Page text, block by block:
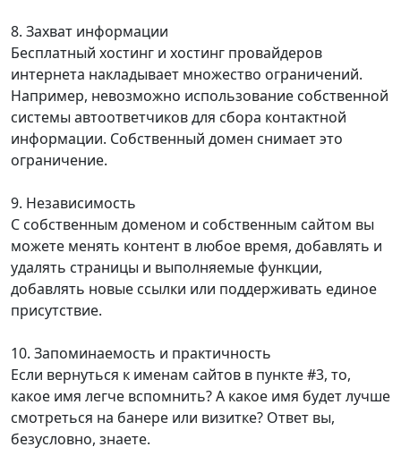
8. Захват информации
Бесплатный хостинг и хостинг провайдеров
интернета накладывает множество ограничений.
Например, невозможно использование собственной
системы автоответчиков для сбора контактной
информации. Собственный домен снимает это
ограничение.
9. Независимость
С собственным доменом и собственным сайтом вы
можете менять контент в любое время, добавлять и
удалять страницы и выполняемые функции,
добавлять новые ссылки или поддерживать единое
присутствие.
10. Запоминаемость и практичность
Если вернуться к именам сайтов в пункте #3, то,
какое имя легче вспомнить? А какое имя будет лучше
смотреться на банере или визитке? Ответ вы,
безусловно, знаете.